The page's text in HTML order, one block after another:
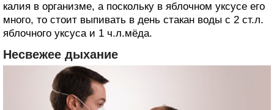
калия в организме, а поскольку в яблочном уксусе его
много, то стоит выпивать в день стакан воды с 2 ст.л.
яблочного уксуса и 1 ч.л.мёда.
Несвежее дыхание